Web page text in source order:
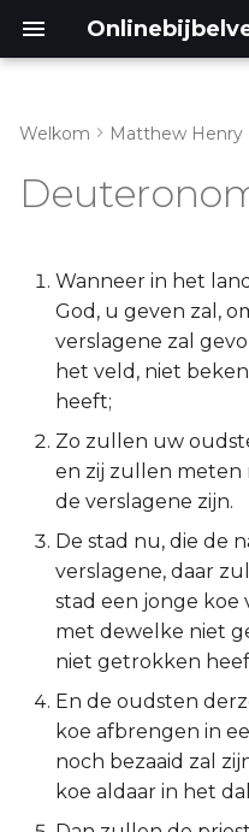
Deuteronomium 21:10-
Deuteronomium 21:15-
Deuteronomium 21:18-
Lukas
Johannes
Handelingen
Romeinen
2 Korinthe
Galaten
Éfeze
Filipenzen
Welkom Matthew Henry
Wanneer in het
God, u geven zal,
verslagene zal
het veld, niet
heeft;
Zo zullen uw
en zij zullen meten
de verslagene zijn.
De stad nu, die de
verslagene, daar
stad een jonge
met dewelke niet
niet getrokken
En de oudsten
koe afbrengen in
noch bezaaid zal
koe aldaar in het